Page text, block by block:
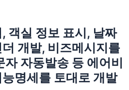
객실 정보 표시, 날짜
개발, 비즈메시지를
자 자동발송 등 에어비
명세를 토대로 개발